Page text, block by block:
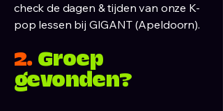
check de dagen & tijden van onze K-
pop lessen bij GIGANT (Apeldoorn).
2.Groep
gevonden?